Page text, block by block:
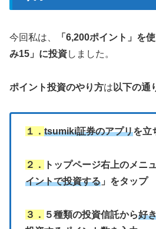
今回私は、
「6,200ポイント」を
み15」に投資しました。
ポイント投資のやり方は 以下の通
１． tsumiki証券のアプリを立
２． トップページ右上のメニ
イントで投資する 」をタップ
３． ５種類の投資信託から好